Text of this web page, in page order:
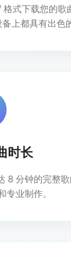
式下载您的歌
上都具有出色
时长
8 分钟的完整
专业制作。